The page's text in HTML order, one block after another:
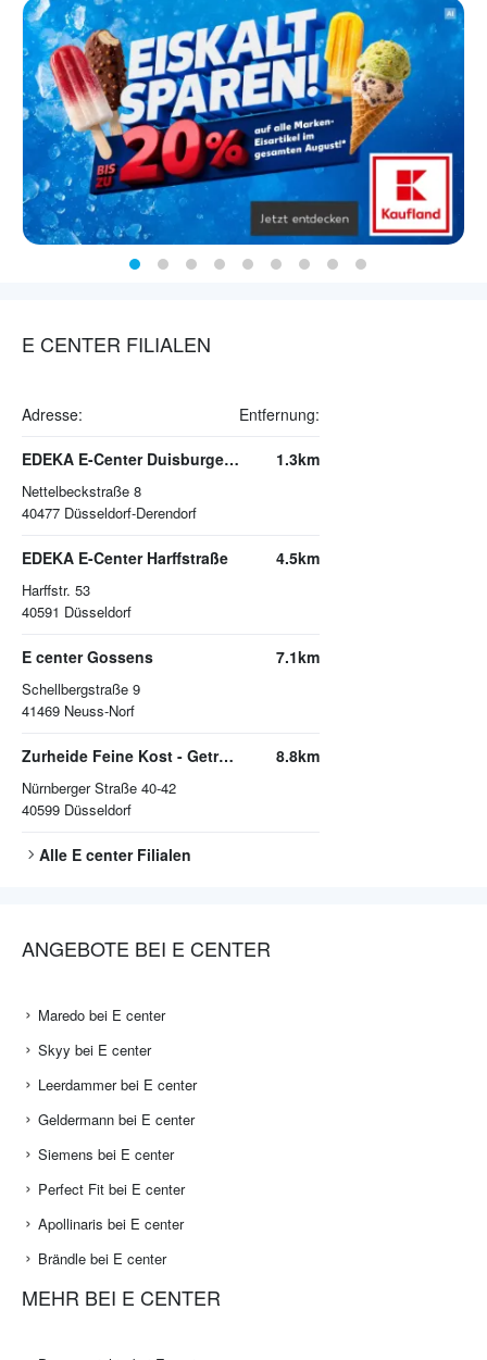
E CENTER FILIALEN
Adresse: Entfernung:
EDEKA E-Center Duisburger Straße
Nettelbeckstraße 8
40477 Düsseldorf-Derendorf
1.3km
EDEKA E-Center Harffstraße
Harffstr. 53
40591 Düsseldorf
4.5km
E center Gossens
Schellbergstraße 9
41469 Neuss-Norf
7.1km
Zurheide Feine Kost - Getränkemarkt
Nürnberger Straße 40-42
40599 Düsseldorf
8.8km
Alle E centerFilialen
ANGEBOTE BEI E CENTER
Maredo bei E center
Skyy bei E center
Leerdammer bei E center
Geldermann bei E center
Siemens bei E center
Perfect Fit bei E center
Apollinaris bei E center
Brändle bei E center
MEHR BEI E CENTER